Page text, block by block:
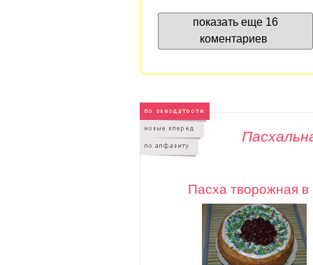
показать еще 16
коментариев
Пасха творожная в